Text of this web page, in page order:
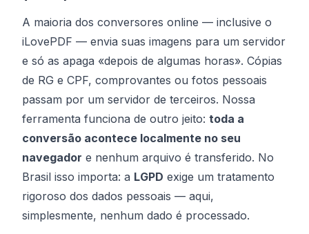
A maioria dos conversores online — inclusive o
iLovePDF — envia suas imagens para um servidor
e só as apaga «depois de algumas horas». Cópias
de RG e CPF, comprovantes ou fotos pessoais
passam por um servidor de terceiros. Nossa
ferramenta funciona de outro jeito: toda a
conversão acontece localmente no seu
navegador e nenhum arquivo é transferido. No
Brasil isso importa: a LGPD exige um tratamento
rigoroso dos dados pessoais — aqui,
simplesmente, nenhum dado é processado.